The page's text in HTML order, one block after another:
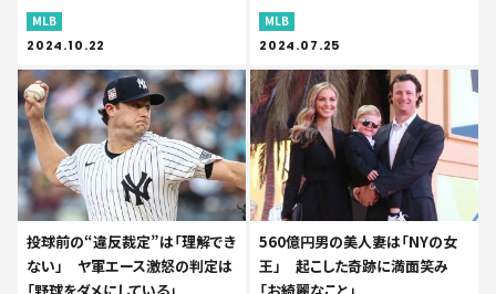
MLB
2024.10.22
MLB
2024.07.25
投球前の“違反裁定”は「理解でき
ない」 ヤ軍エース激怒の判定は
560億円男の美人妻は「NYの女
王」 起こした奇跡に満面笑み